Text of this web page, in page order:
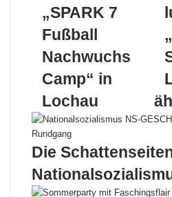
-
M
i
l
e
i
e
e
K
d
s
b
„SPARK 7
Fußball
Nachwuchs
Camp“ in
Lochau
h
m
e
r
b
ö
e
L
e
Die